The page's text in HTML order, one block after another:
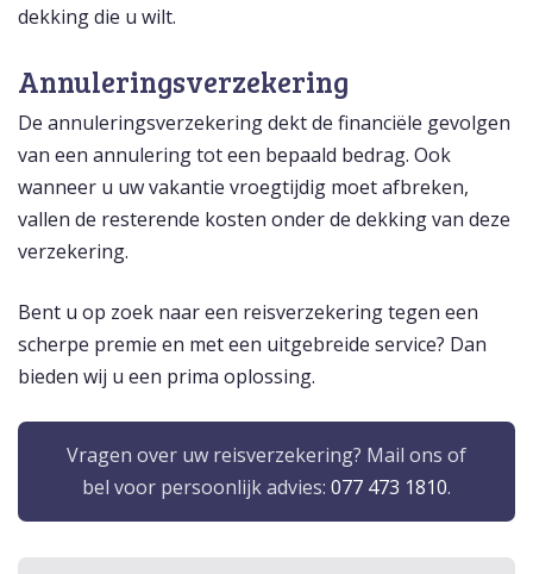
dekking die u wilt.
Annuleringsverzekering
De annuleringsverzekering dekt de financiële gevolgen
van een annulering tot een bepaald bedrag. Ook
wanneer u uw vakantie vroegtijdig moet afbreken,
vallen de resterende kosten onder de dekking van deze
verzekering.
Bent u op zoek naar een reisverzekering tegen een
scherpe premie en met een uitgebreide service? Dan
bieden wij u een prima oplossing.
Vragen over uw reisverzekering? Mail ons of
bel voor persoonlijk advies: 077 473 1810.